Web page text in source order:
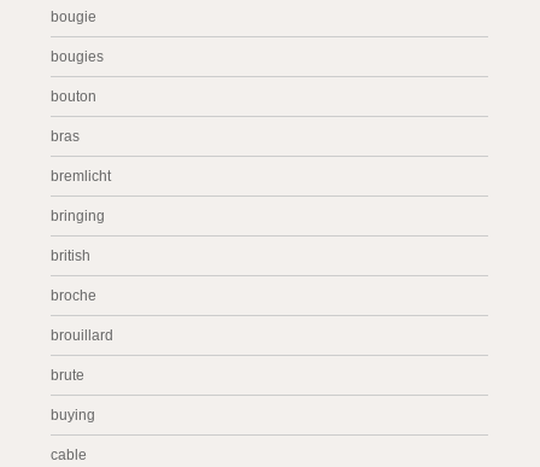
bougie
bougies
bouton
bras
bremlicht
bringing
british
broche
brouillard
brute
buying
cable